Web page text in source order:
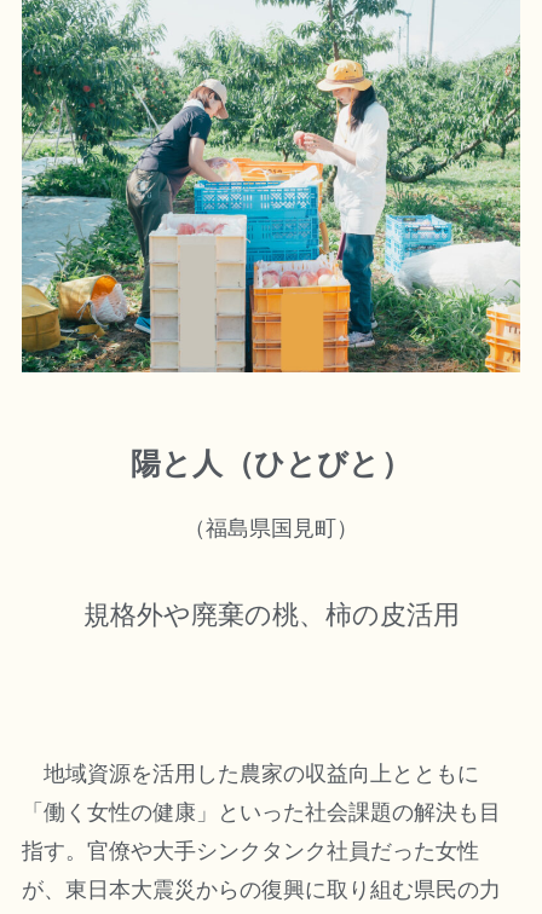
陽と人（ひとびと）
（福島県国見町）
規格外や廃棄の桃、柿の皮活用
地域資源を活用した農家の収益向上とともに
「働く女性の健康」といった社会課題の解決も目
指す。官僚や大手シンクタンク社員だった女性
が、東日本大震災からの復興に取り組む県民の力